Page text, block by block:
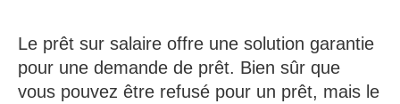
Le prêt sur salaire offre une solution garantie
pour une demande de prêt. Bien sûr que
vous pouvez être refusé pour un prêt, mais le